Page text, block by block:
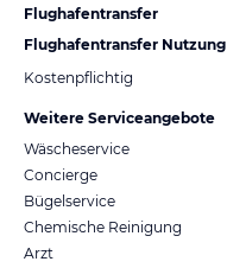
Flughafentransfer
Flughafentransfer Nutzung
Kostenpflichtig
Weitere Serviceangebote
Wäscheservice
Concierge
Bügelservice
Chemische Reinigung
Arzt